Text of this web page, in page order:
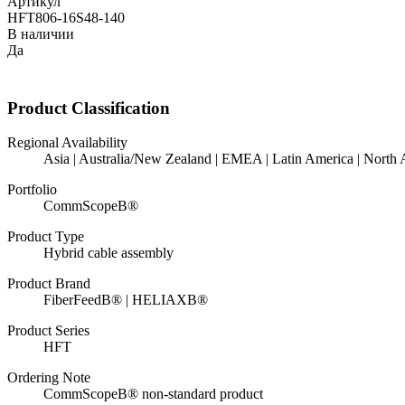
HFT806-16S48-140
В наличии
Да
Product Classification
Regional Availability
Asia | Australia/New Zealand | EMEA | Latin America | North
Portfolio
CommScopeВ®
Product Type
Hybrid cable assembly
Product Brand
FiberFeedВ® | HELIAXВ®
Product Series
HFT
Ordering Note
CommScopeВ® non-standard product